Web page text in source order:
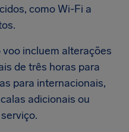
como Wi-Fi a
incluem alterações
de três horas para
para internacionais,
adicionais ou